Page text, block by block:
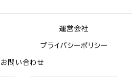
運営会社
プライバシーポリシー
お問い合わせ